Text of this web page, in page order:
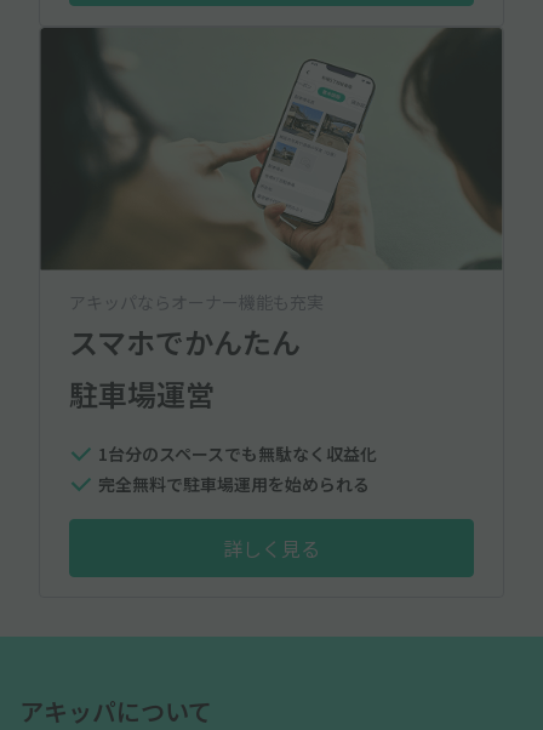
アキッパならオーナー機能も充実
スマホでかんたん
駐車場運営
1台分のスペースでも無駄なく収益化
完全無料で駐車場運用を始められる
詳しく見る
アキッパについて